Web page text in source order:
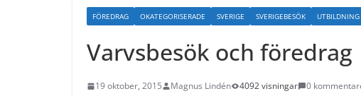
FÖREDRAG OKATEGORISERADE SVERIGE SVERIGEBESÖK UTBILDNING
Varvsbesök och föredrag
19 oktober, 2015 Magnus Lindén 4092 visningar 0